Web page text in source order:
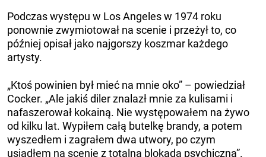
Podczas występu w Los Angeles w 1974 roku
ponownie zwymiotował na scenie i przeżył to, co
później opisał jako najgorszy koszmar każdego
artysty.
„Ktoś powinien był mieć na mnie oko” – powiedział
Cocker. „Ale jakiś diler znalazł mnie za kulisami i
nafaszerował kokainą. Nie występowałem na żywo
od kilku lat. Wypiłem całą butelkę brandy, a potem
wyszedłem i zagrałem dwa utwory, po czym
usiadłem na scenie z totalną blokadą psychiczną”.